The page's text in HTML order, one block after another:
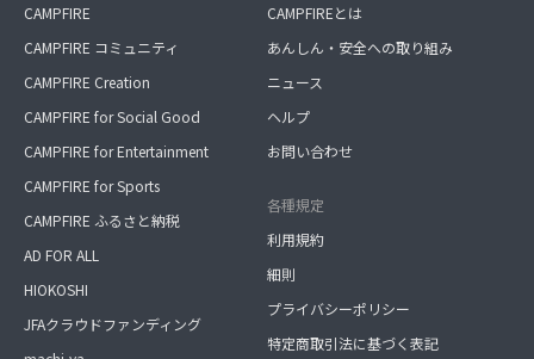
CAMPFIRE
CAMPFIRE コミュニティ
CAMPFIRE Creation
CAMPFIRE for Social Good
CAMPFIRE for Entertainment
CAMPFIRE for Sports
CAMPFIRE ふるさと納税
AD FOR ALL
HIOKOSHI
JFAクラウドファンディング
CAMPFIREとは
あんしん・安全への取り組み
ニュース
ヘルプ
お問い合わせ
各種規定
利用規約
細則
プライバシーポリシー
特定商取引法に基づく表記